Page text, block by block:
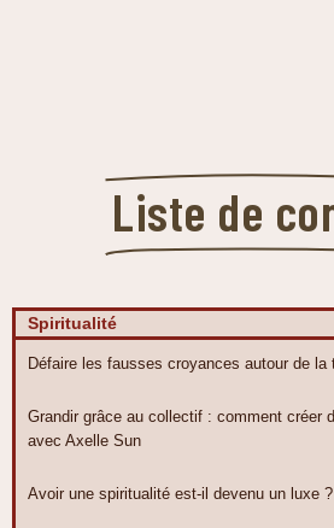
Liste de
Spiritualité
Défaire les fausses croyances autour de la
Grandir grâce au collectif : comment créer
avec Axelle Sun
Avoir une spiritualité est-il devenu un luxe ?